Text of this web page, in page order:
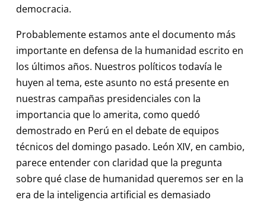
democracia.
Probablemente estamos ante el documento más
importante en defensa de la humanidad escrito en
los últimos años. Nuestros políticos todavía le
huyen al tema, este asunto no está presente en
nuestras campañas presidenciales con la
importancia que lo amerita, como quedó
demostrado en Perú en el debate de equipos
técnicos del domingo pasado. León XIV, en cambio,
parece entender con claridad que la pregunta
sobre qué clase de humanidad queremos ser en la
era de la inteligencia artificial es demasiado